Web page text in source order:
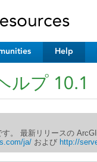
Help
ルプ 10.1
す。 最新リリースの
ja/および http://